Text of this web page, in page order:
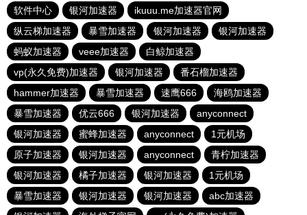
软件中心
银河加速器
ikuuu.me加速器官网
纵云梯加速器
暴雪加速器 银河加速器
银河加速器
蚂蚁加速器
veee加速器
白鲸加速器
vp(永久免费)加速器
银河加速器
番石榴加速器
hammer加速器
暴雪加速器 速鹰666
海鸥加速器
暴雪加速器
优云666 银河加速器
anyconnect
银河加速器
蜜蜂加速器 anyconnect
1元机场
原子加速器
银河加速器 anyconnect
青柠加速器
银河加速器
橘子加速器 银河加速器
1元机场
暴雪加速器
银河加速器 银河加速器
abc加速器